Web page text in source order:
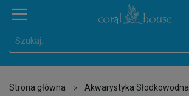
Strona główna
Akwarystyka Słodkowodna